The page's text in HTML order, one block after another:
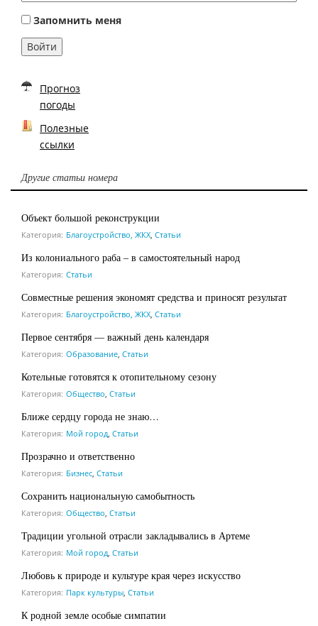
Запомнить меня
Войти
Прогноз
погоды
Полезные
ссылки
Другие статьи номера
Объект большой реконструкции
Категория: Благоустройство, ЖКХ, Статьи
Из колониального раба – в самостоятельный народ
Категория: Статьи
Совместные решения экономят средства и приносят результат
Категория: Благоустройство, ЖКХ, Статьи
Первое сентября — важный день календаря
Категория: Образование, Статьи
Котельные готовятся к отопительному сезону
Категория: Общество, Статьи
Ближе сердцу города не знаю…
Категория: Мой город, Статьи
Прозрачно и ответственно
Категория: Бизнес, Статьи
Сохранить национальную самобытность
Категория: Общество, Статьи
Традиции угольной отрасли закладывались в Артеме
Категория: Мой город, Статьи
Любовь к природе и культуре края через искусство
Категория: Парк культуры, Статьи
К родной земле особые симпатии